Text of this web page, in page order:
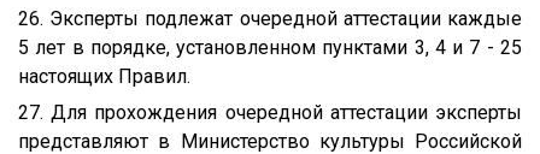
26. Эксперты подлежат очередной аттестации каждые
5 лет в порядке, установленном пунктами 3, 4 и 7 - 25
настоящих Правил.
27. Для прохождения очередной аттестации эксперты
представляют в Министерство культуры Российской